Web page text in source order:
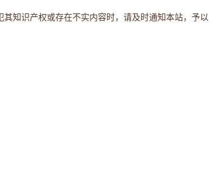
知识产权或存在不实内容时，请及时通知本站，予以